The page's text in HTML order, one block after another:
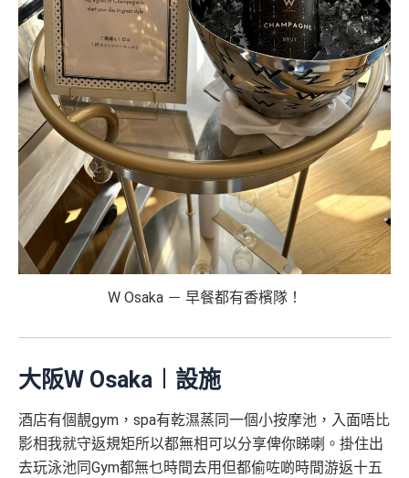
W Osaka － 早餐都有香檳隊！
大阪W Osaka︱ 設施
酒店有個靚gym，spa有乾濕蒸同一個小按摩池，入面唔比
影相我就守返規矩所以都無相可以分享俾你睇喇。掛住出
去玩泳池同Gym都無乜時間去用但都偷咗啲時間游返十五